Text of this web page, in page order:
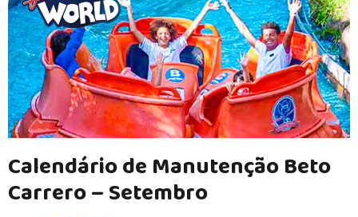
Calendário de Manutenção Beto
Carrero – Setembro